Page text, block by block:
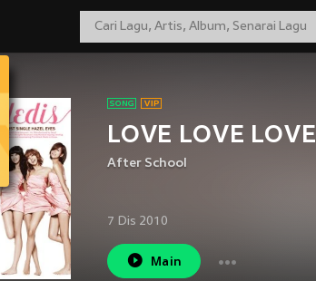
LOVE LOVE LOVE
After School
7 Dis 2010
Main